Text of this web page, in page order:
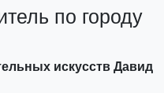
по городу
искусств Давид